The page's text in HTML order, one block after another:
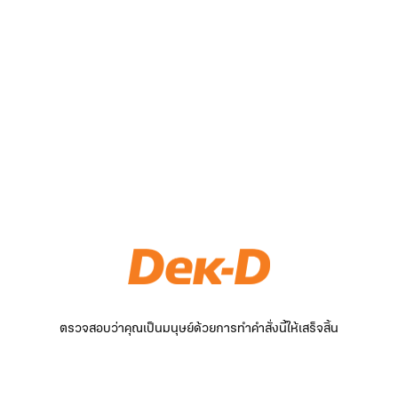
ตรวจสอบว่าคุณเป็นมนุษย์ด้วยการทำคำสั่งนี้ให้เสร็จสิ้น